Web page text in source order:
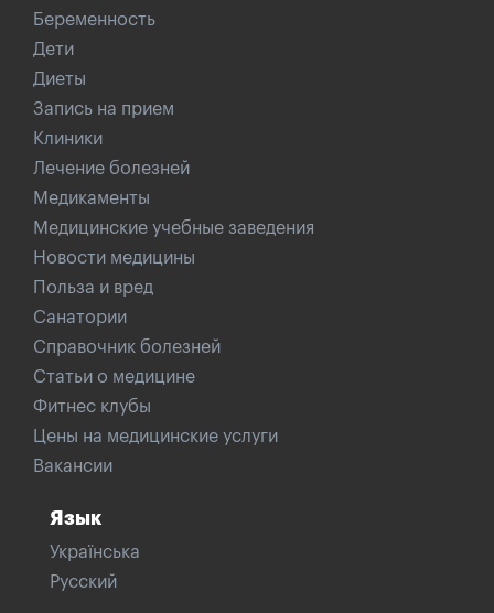
Беременность
Дети
Диеты
Запись на прием
Клиники
Лечение болезней
Медикаменты
Медицинские учебные заведения
Новости медицины
Польза и вред
Санатории
Справочник болезней
Статьи о медицине
Фитнес клубы
Цены на медицинские услуги
Вакансии
Язык
Українська
Русский